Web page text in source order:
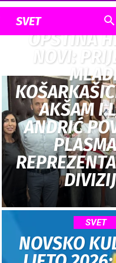
SVET SVET
OPŠTINA
NOVI:
AKŠAM I
ANDRIĆ
SVET
NOVSKO